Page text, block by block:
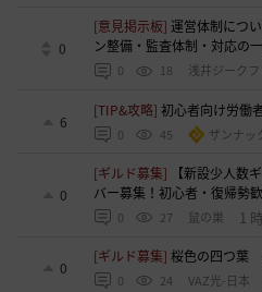
0
[意見掲示板]運営体制につ
ン整備・監査体制・対応の一
0 18 浅井ジーク
6
[TIP&攻略]初心者向け労働
0 45 ザンナッ
0
[ギルド募集]
【新設少人数
バー募集！初心者・復帰勢歓
0 27 鼠の巣 1
0
[ギルド募集]桜色の四つ葉
0 24 VAZ光-日本